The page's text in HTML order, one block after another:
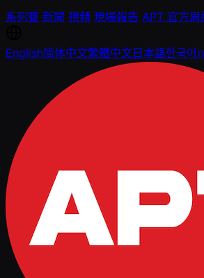
系列賽 新聞 視頻 現場報告 APT 官方周
English简体中文繁體中文日本語한국어